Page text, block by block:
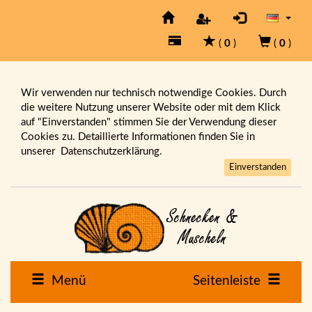
( 0 ) ( 0 )
Wir verwenden nur technisch notwendige Cookies. Durch
die weitere Nutzung unserer Website oder mit dem Klick
auf "Einverstanden" stimmen Sie der Verwendung dieser
Cookies zu. Detaillierte Informationen finden Sie in
unserer Datenschutzerklärung.
Einverstanden
Menü Seitenleiste